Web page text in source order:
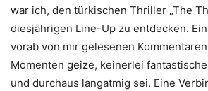
war ich, den türkischen Thriller „The
diesjährigen Line-Up zu entdecken.
vorab von mir gelesenen
Momenten geize, keinerlei
und durchaus langatmig sei. Eine